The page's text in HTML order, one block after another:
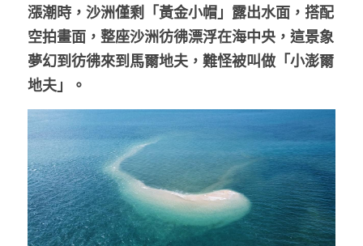
漲潮時，沙洲僅剩「黃金小帽」露出水面，搭配
空拍畫面，整座沙洲彷彿漂浮在海中央，這景象
夢幻到彷彿來到馬爾地夫，難怪被叫做「小澎爾
地夫」。